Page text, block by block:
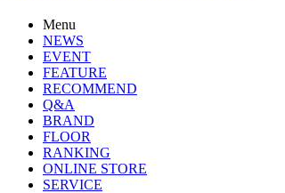
Menu
NEWS
EVENT
FEATURE
RECOMMEND
Q&A
BRAND
FLOOR
RANKING
ONLINE STORE
SERVICE